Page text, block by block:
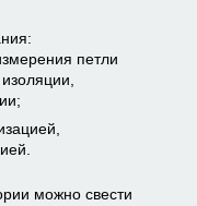
петли
можно свести